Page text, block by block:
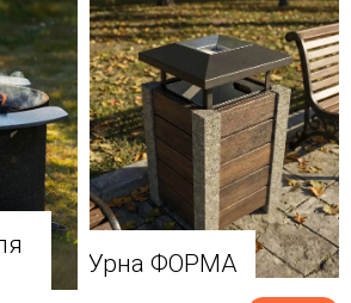
Урна ФОРМА